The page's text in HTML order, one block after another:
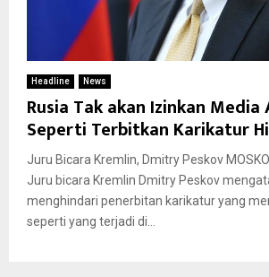
Headline News
Rusia Tak akan Izinkan
Seperti Terbitkan Karikatur
Juru Bicara Kremlin, Dmitry Peskov
Juru bicara Kremlin Dmitry Peskov
menghindari penerbitan karikatur yang
seperti yang terjadi di...